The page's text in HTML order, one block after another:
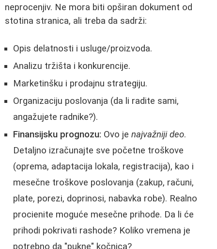
neprocenjiv. Ne mora biti opširan dokument od
stotina stranica, ali treba da sadrži:
Opis delatnosti i usluge/proizvoda.
Analizu tržišta i konkurencije.
Marketinšku i prodajnu strategiju.
Organizaciju poslovanja (da li radite sami,
angažujete radnike?).
Finansijsku prognozu: Ovo je najvažniji deo.
Detaljno izračunajte sve početne troškove
(oprema, adaptacija lokala, registracija), kao i
mesečne troškove poslovanja (zakup, računi,
plate, porezi, doprinosi, nabavka robe). Realno
procienite moguće mesečne prihode. Da li će
prihodi pokrivati rashode? Koliko vremena je
potrebno da "pukne" kočnica?